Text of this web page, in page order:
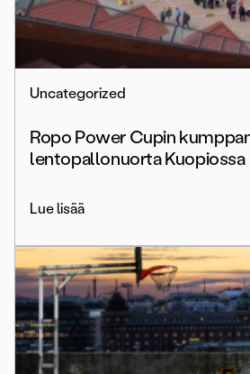
Uncategorized
Ropo Power Cupin
lentopallonuorta Kuopiossa
Lue lisää